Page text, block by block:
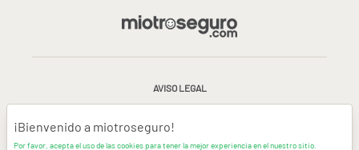
AVISO LEGAL
CONDICIONES GENERALES DE USO
¡Bienvenido a miotroseguro!
Por favor, acepta el uso de las cookies para tener la mejor experiencia en el nuestro sitio.